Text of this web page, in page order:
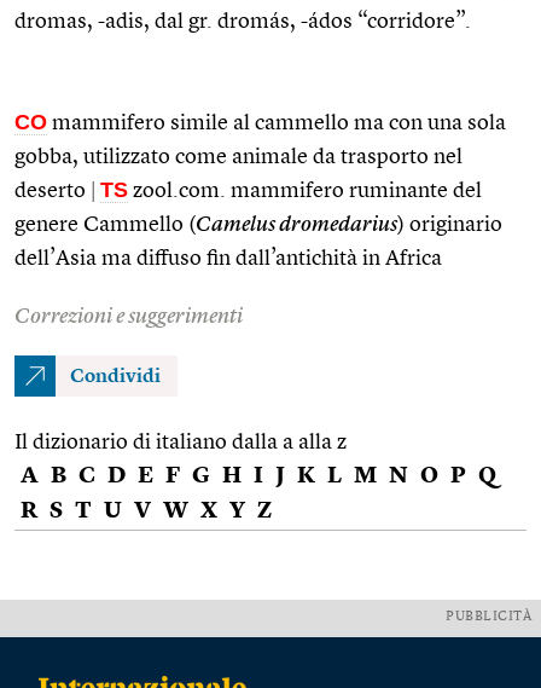
dromas, -adis, dal gr. dromás, -ádos “corridore”.
CO mammifero simile al cammello ma con una sola
gobba, utilizzato come animale da trasporto nel
deserto
TS zool.com. mammifero ruminante del
genere Cammello (Camelus dromedarius) originario
dell’Asia ma diffuso fin dall’antichità in Africa
Correzioni e suggerimenti
Condividi
Il dizionario di italiano dalla a alla z
A B C D E F G H I J K L M N O P Q
R S T U V W X Y Z
PUBBLICITÀ